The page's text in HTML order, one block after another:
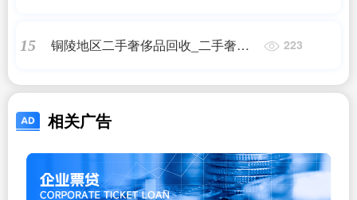
15
铜陵地区二手奢侈品回收_二手奢侈
223
相关广告